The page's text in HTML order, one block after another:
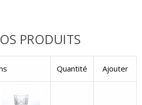
PRODUITS
Quantité Ajouter